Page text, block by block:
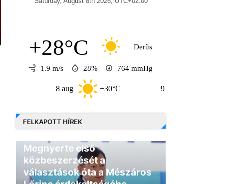
+28°C Derűs
1.9 m/s 28% 764 mmHg
+30°C
FELKAPOTT HÍREK
Megnyerte első
közbeszerzését a
választások óta a Mészáros